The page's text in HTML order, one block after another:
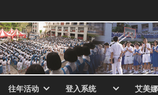
往年活动
登入系统
艾美